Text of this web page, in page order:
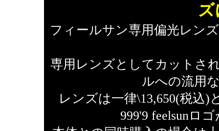
ズ
フィールサン専用偏光レン
専用レンズとしてカットさ
ルへの流用
レンズは一律\13,650(税込
999'9 feelsunロ